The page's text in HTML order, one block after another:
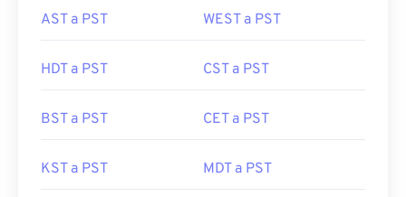
AST a PST WEST a PST
HDT a PST CST a PST
BST a PST CET a PST
KST a PST MDT a PST